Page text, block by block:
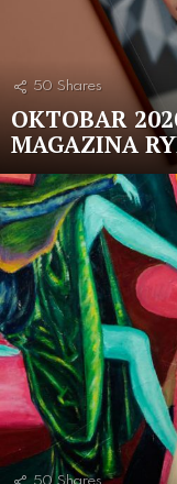
50 Shares
OKTOBAR
MAGAZINA